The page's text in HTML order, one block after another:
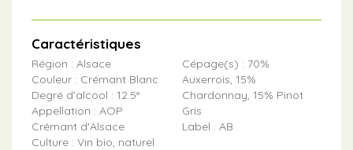
Caractéristiques
Région : Alsace
Couleur : Crémant Blanc
Degré d'alcool : 12.5°
Appellation : AOP
Crémant d'Alsace
Culture : Vin bio, naturel
Cépage(s) : 70%
Auxerrois, 15%
Chardonnay, 15% Pinot
Gris
Label : AB